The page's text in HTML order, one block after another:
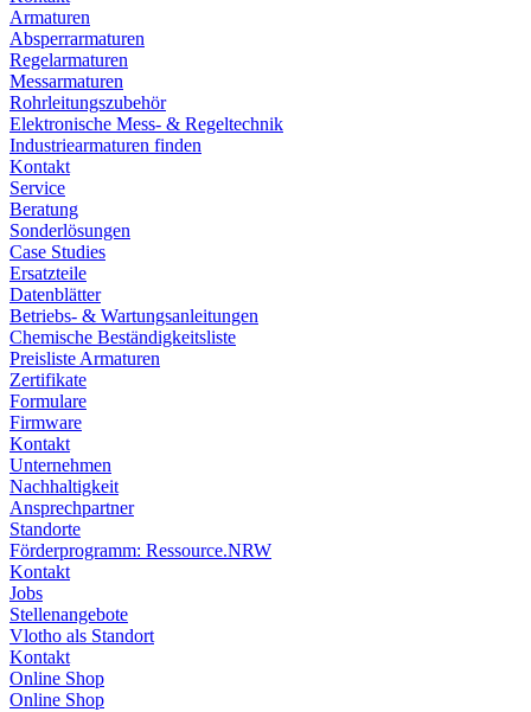
Armaturen
Absperrarmaturen
Regelarmaturen
Messarmaturen
Rohrleitungszubehör
Elektronische Mess- & Regeltechnik
Industriearmaturen finden
Kontakt
Service
Beratung
Sonderlösungen
Case Studies
Ersatzteile
Datenblätter
Betriebs- & Wartungsanleitungen
Chemische Beständigkeitsliste
Preisliste Armaturen
Zertifikate
Formulare
Firmware
Kontakt
Unternehmen
Nachhaltigkeit
Ansprechpartner
Standorte
Förderprogramm: Ressource.NRW
Kontakt
Jobs
Stellenangebote
Vlotho als Standort
Kontakt
Online Shop
Online Shop